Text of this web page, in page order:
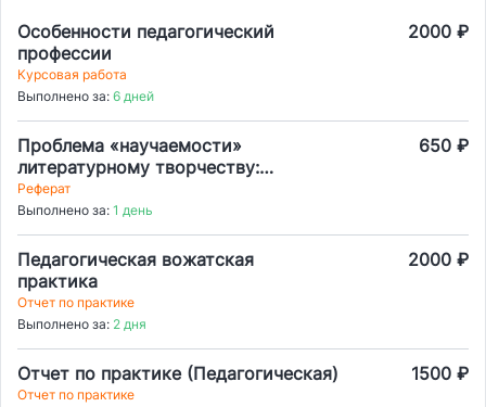
Особенности педагогический
профессии
2000 ₽
Курсовая работа
Выполнено за: 6 дней
Проблема «научаемости»
литературному творчеству:
диалектика таланта, ремесла и
школы. Теоретическая рамка:
концепции «ремесла» (В.
Шкловский, Ю. Тынянов) и
«духовного делания». Можно ли
алгоритмизировать вдохновение?
650 ₽
Реферат
Выполнено за: 1 день
Педагогическая вожатская
практика
2000 ₽
Отчет по практике
Выполнено за: 2 дня
Отчет по практике (Педагогическая) 1500 ₽
Отчет по практике